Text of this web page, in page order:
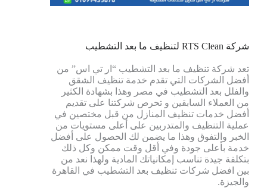
شركة RTS Clean لتنظيف ما بعد التشطيب
تعد شركة تنظيف ما بعد التشطيب “ار تي اس” من
أفضل الشركات التي تقدم خدمة تنظيف الشقق
والفلل بعد التشطيب في مصر وهذا بشهادة الكثير
من العملاء السابقين و تحرص شركتنا على تقديم
أفضل خدمات تنظيف المنازل من قبل مختصين في
عملية التنظيف والمتدربين على أعلى مستويات من
الخبر والتفوق وهذا ما يضمن لك الحصول على أفضل
خدمة بأعلى جودة وفي أقل وقت ممكن وكل ذلك
بتكلفة جيدة تناسب إمكانياتك المادية ولهذا نعد من
بين افضل شركات تنظيف بعد التشطيب في القاهرة
والجيزة.